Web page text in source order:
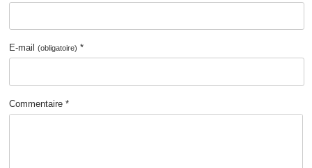
E-mail(obligatoire) *
Commentaire *